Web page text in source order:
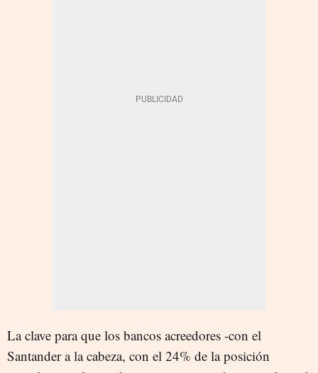
La clave para que los bancos acreedores -con el
Santander a la cabeza, con el 24% de la posición